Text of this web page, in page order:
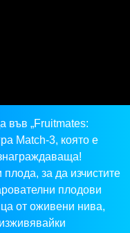
във „Fruitmates:
Match-3, която е
за да изчистите
плодови
от оживени нива,